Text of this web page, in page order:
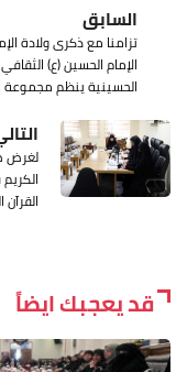
السابق
تزامنا مع ذكرى ولادة
الإمام الحسين (ع)
الحسينية ينظم مجموعة
لغرض
القرآن
قد يعجبك ايضاً